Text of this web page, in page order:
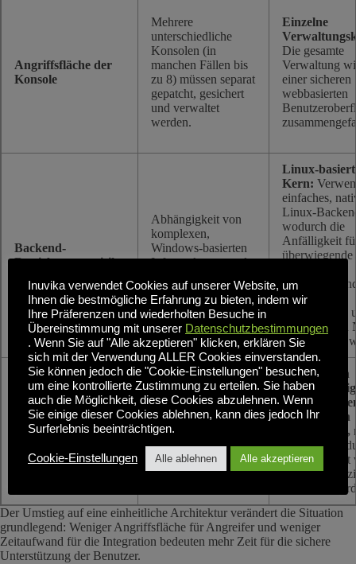
Angriffsfläche der
Konsole
Mehrere
unterschiedliche
Konsolen (in
manchen Fällen bis
zu 8) müssen separat
gepatcht, gesichert
und verwaltet
werden.
Einzelne
Die gesamte
Verwaltung
einer sicheren
webbasierten
Backend-
Betriebssystemrisiko
Abhängigkeit von
komplexen,
Windows-basierten
Infrastrukturen und
MS SQL Server).
Linux-
Kern:
einfaches,
Linux-
wodurch die
Anfälligkeit
überwiegende
gängigen
basierten
Ransomware
Malware von
aus reduziert
Bereitstellungszeit
Die anfängliche
komplexe
Einrichtung
erforderte wochen-
bis monatelange
kostspielige
Integrations- und
Migration in
Stunden:
innerhalb
Stunden von
Altsystemen,
Wochen,
Abhängigkeit
externen
verringert
Der Umstieg auf eine einheitliche Architektur verändert die Situation
grundlegend: Weniger Angriffsfläche für Angreifer und weniger
Zeitaufwand für die Integration bedeuten mehr Zeit für die sichere
Unterstützung der Benutzer.
Inuvika verwendet Cookies auf unserer Website, um
Ihnen die bestmögliche Erfahrung zu bieten, indem wir
Ihre Präferenzen und wiederholten Besuche in
Übereinstimmung mit unserer Datenschutzbestimmungen
. Wenn Sie auf "Alle akzeptieren" klicken, erklären Sie
sich mit der Verwendung ALLER Cookies einverstanden.
Sie können jedoch die "Cookie-Einstellungen" besuchen,
um eine kontrollierte Zustimmung zu erteilen. Sie haben
auch die Möglichkeit, diese Cookies abzulehnen. Wenn
Sie einige dieser Cookies ablehnen, kann dies jedoch Ihr
Surferlebnis beeinträchtigen.
Cookie-Einstellungen Alle ablehnen Alle akzeptieren